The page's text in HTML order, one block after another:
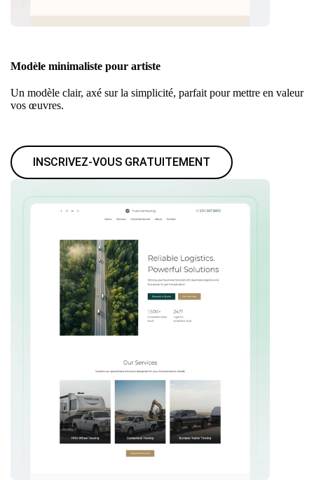
Modèle minimaliste pour artiste
Un modèle clair, axé sur la simplicité, parfait pour mettre en valeur
vos œuvres.
INSCRIVEZ-VOUS GRATUITEMENT